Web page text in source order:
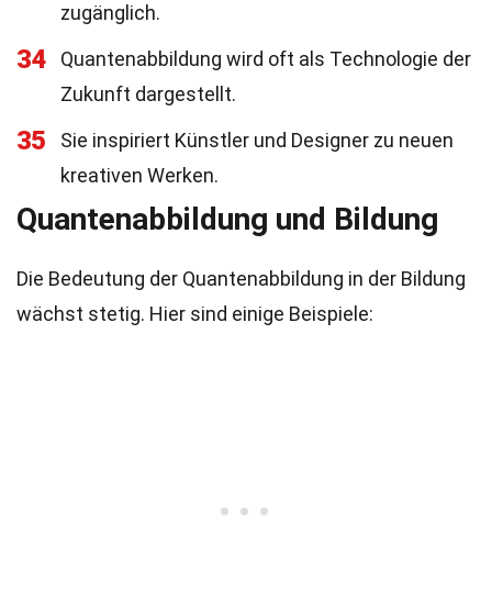
zugänglich.
34
Quantenabbildung wird oft als Technologie der
Zukunft dargestellt.
35
Sie inspiriert Künstler und Designer zu neuen
kreativen Werken.
Quantenabbildung und Bildung
Die Bedeutung der Quantenabbildung in der Bildung
wächst stetig. Hier sind einige Beispiele: